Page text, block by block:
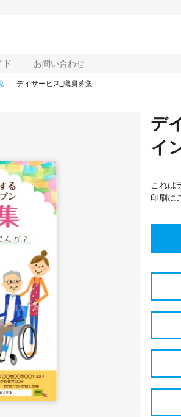
ド お問い合わせ
デイサービス_職員募集
デ
イ
これは
印刷に